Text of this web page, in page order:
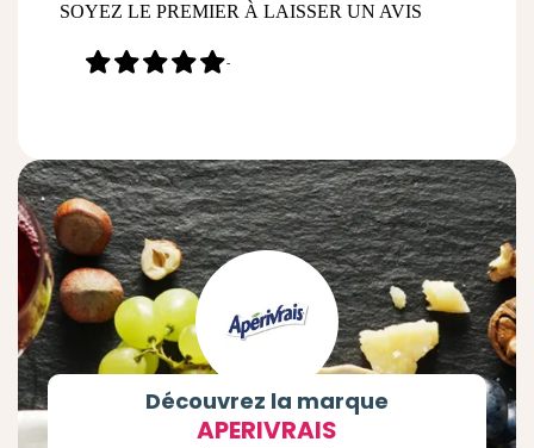
SOYEZ LE PREMIER À LAISSER UN AVIS
-
Découvrez la marque
APERIVRAIS